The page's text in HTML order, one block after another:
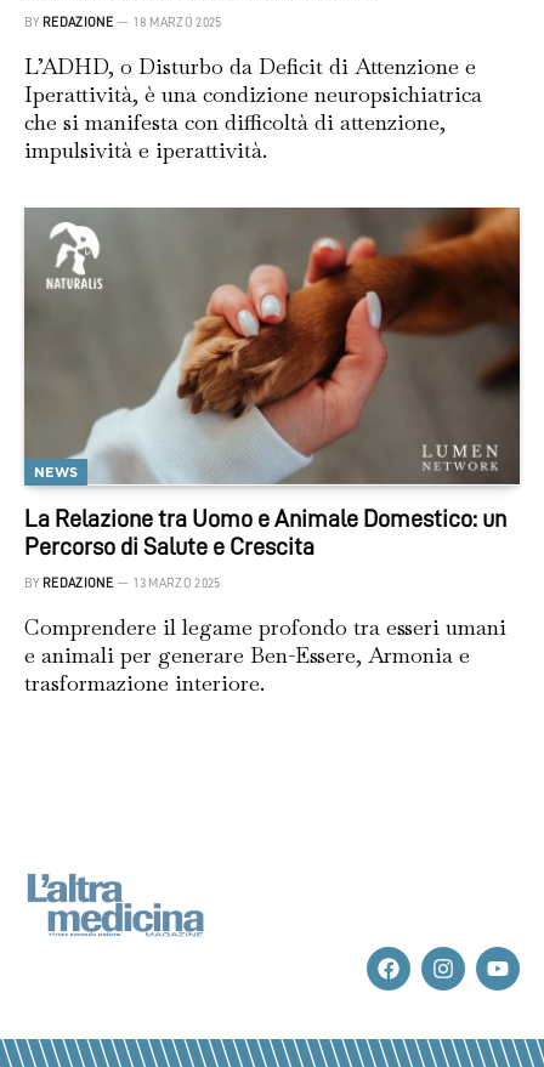
BY REDAZIONE 18 MARZO 2025
L’ADHD, o Disturbo da Deficit di Attenzione e
Iperattività, è una condizione neuropsichiatrica
che si manifesta con difficoltà di attenzione,
impulsività e iperattività.
NEWS
La Relazione tra Uomo e Animale Domestico: un
Percorso di Salute e Crescita
BY REDAZIONE 13 MARZO 2025
Comprendere il legame profondo tra esseri umani
e animali per generare Ben-Essere, Armonia e
trasformazione interiore.